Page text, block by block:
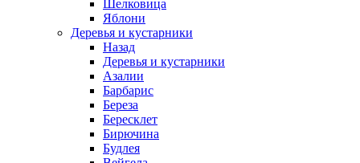
Шелковица
Яблони
Деревья и кустарники
Назад
Деревья и кустарники
Азалии
Барбарис
Береза
Бересклет
Бирючина
Будлея